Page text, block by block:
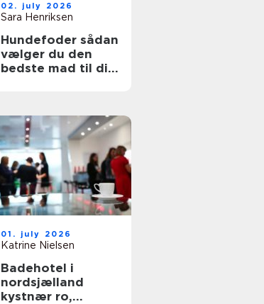
02. july 2026
Sara Henriksen
Hundefoder sådan
vælger du den
bedste mad til din
01. july 2026
Katrine Nielsen
Badehotel i
nordsjælland
kystnær ro,